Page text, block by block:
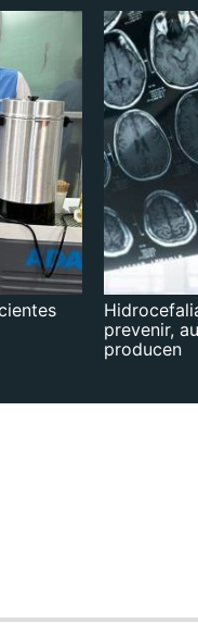
prevenir,
producen